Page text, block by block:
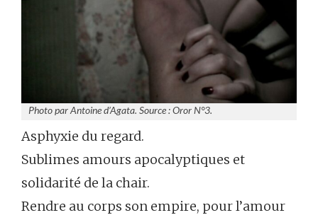
Photo par Antoine d’Agata. Source : Oror N°3.
Asphyxie du regard.
Sublimes amours apocalyptiques et
solidarité de la chair.
Rendre au corps son empire, pour l’amour